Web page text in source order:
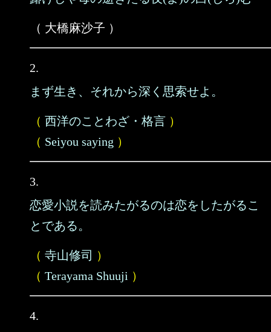
（ 大橋麻沙子 ）
2.
まず生き、それから深く思索せよ。
（ 西洋のことわざ・格言 ）
（ Seiyou saying ）
3.
恋愛小説を読みたがるのは恋をしたがるこ
とである。
（ 寺山修司 ）
（ Terayama Shuuji ）
4.